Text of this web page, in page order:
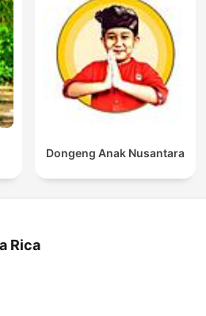
Dongeng Anak Nusantara
Rica